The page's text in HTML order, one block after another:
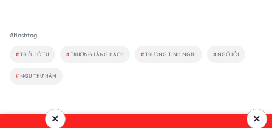
#Hashtag
#TRIỆU LỘ TƯ #TRƯƠNG LĂNG HÁCH #TRƯƠNG TỊNH NGHI # NGÔ LỖI
# NGU THƯ HÂN
×
×